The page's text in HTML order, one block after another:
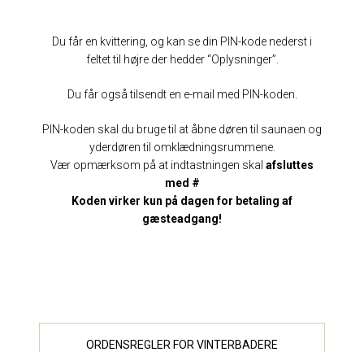
Du får en kvittering, og kan se din PIN-kode nederst i
feltet til højre der hedder “Oplysninger”.
Du får også tilsendt en e-mail med PIN-koden.
PIN-koden skal du bruge til at åbne døren til saunaen og
yderdøren til omklædningsrummene.
Vær opmærksom på at indtastningen skal afsluttes
med #
Koden virker kun på dagen for betaling af
gæsteadgang!
ORDENSREGLER FOR VINTERBADERE